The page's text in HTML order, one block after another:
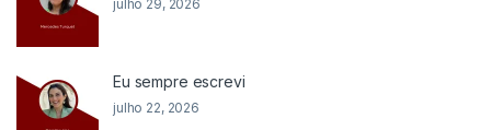
julho 29, 2026
Eu sempre escrevi
julho 22, 2026